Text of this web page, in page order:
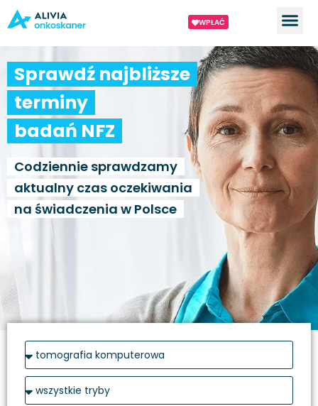
WPŁAĆ
Sprawdź najbliższe
terminy
badań NFZ
Codziennie sprawdzamy
aktualny czas oczekiwania
na świadczenia w Polsce